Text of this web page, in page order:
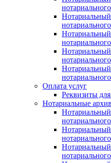
Оплата услуг
Реквизиты
Нотариальные
Нотариальный